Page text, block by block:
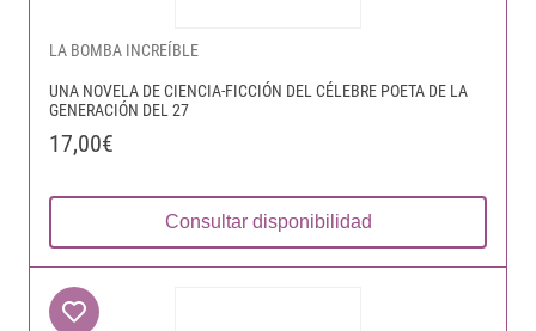
LA BOMBA INCREÍBLE
UNA NOVELA DE CIENCIA-FICCIÓN DEL CÉLEBRE POETA DE LA
GENERACIÓN DEL 27
17,00€
Consultar disponibilidad